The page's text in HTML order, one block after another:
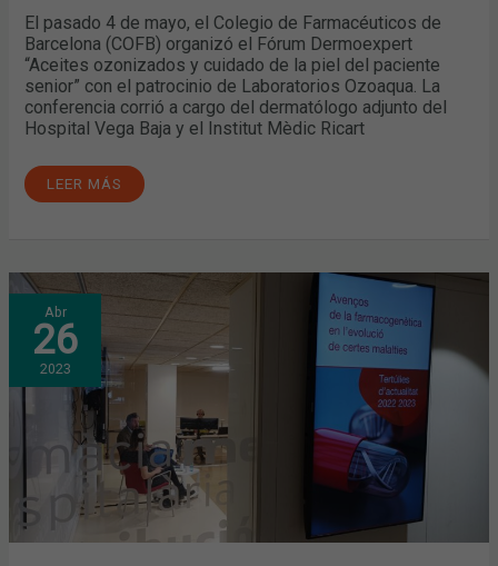
El pasado 4 de mayo, el Colegio de Farmacéuticos de
Barcelona (COFB) organizó el Fórum Dermoexpert
“Aceites ozonizados y cuidado de la piel del paciente
senior” con el patrocinio de Laboratorios Ozoaqua. La
conferencia corrió a cargo del dermatólogo adjunto del
Hospital Vega Baja y el Institut Mèdic Ricart
LEER MÁS
Abr
26
2023
LOS
AVANCES
DE
LA
FARMACOGENÉTICA,
TEMA
CENTRAL
ÚLTIMA
TERTULIA
ACTUALIDAD